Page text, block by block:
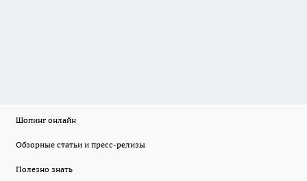
Шопинг онлайн
Обзорные статьи и пресс-релизы
Полезно знать